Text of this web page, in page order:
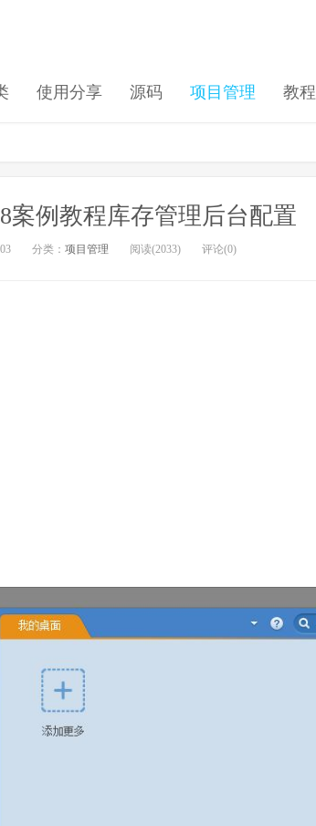
使用分享 源码 项目管理 教程
案例教程库存管理后台配置
分类： 项目管理 阅读(2033) 评论(0)